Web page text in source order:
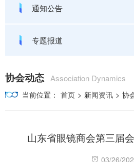
通知公告
专题报道
协会动态 Association Dynamics
当前位置： 首页 > 新闻资讯 > 协
山东省眼镜商会第三届
03/26/